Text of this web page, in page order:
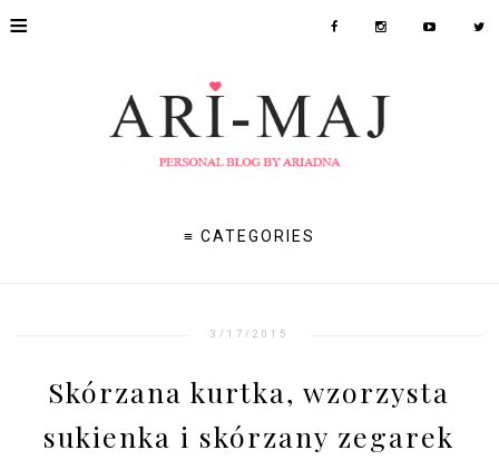
≡
≡ CATEGORIES
3/17/2015
Skórzana kurtka, wzorzysta
sukienka i skórzany zegarek